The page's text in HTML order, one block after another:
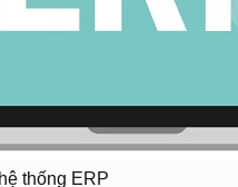
thống ERP